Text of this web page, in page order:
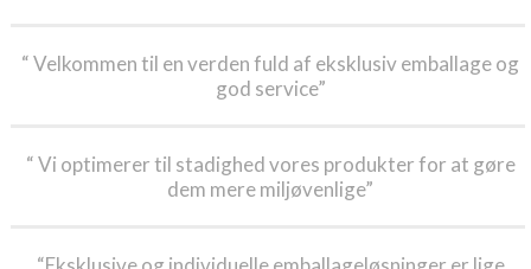
“ Velkommen til en verden fuld af eksklusiv emballage og
god service”
“ Vi optimerer til stadighed vores produkter for at gøre
dem mere miljøvenlige”